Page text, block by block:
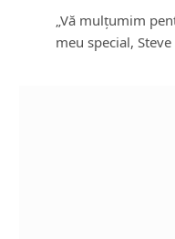
„Vă mulțumim
meu special,